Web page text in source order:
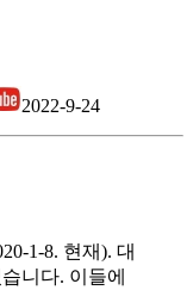
2022-9-24
1-8. 현재). 대
니다. 이들에